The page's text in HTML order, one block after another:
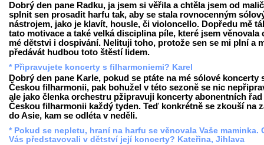
Dobrý den pane Radku, ja jsem si věřila a chtěla jsem od
splnit sen prosadit harfu tak, aby se stala rovnocenným
nástrojem, jako je klavít, housle, či violoncello. Dopředu mě
tato motivace a také velká disciplina píle, které jsem věnovala
mé dětstvi i dospivání. Nelituji toho, protože sen se mi plní a
předávát hudbou toto štěstí lidem.
* Připravujete koncerty s filharmoniemi? Karel
Dobrý den pane Karle, pokud se ptáte na mé sólové koncerty
Českou filharmonii, pak bohužel v této sezoně se nic
ale jako členka orchestru pžipravuji koncerty abonentních řad
Českou filharmonii každý tyden. Teď konkrétně se zkouší na
do Asie, kam se odléta v neděli.
* Pokud se nepletu, hraní na harfu se věnovala Vaše maminka.
Vás představovali v dětství její koncerty? Kateřina, Jihlava